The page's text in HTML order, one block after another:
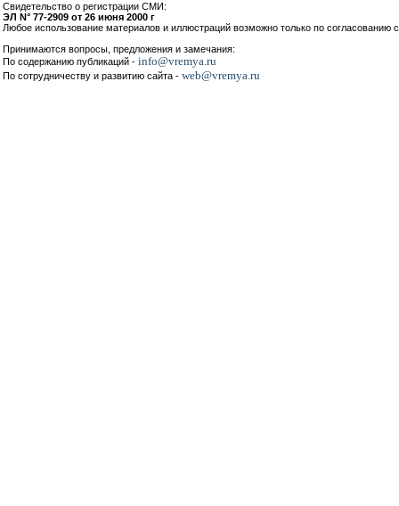
Свидетельство о регистрации СМИ:
ЭЛ N° 77-2909 от 26 июня 2000 г
Любое использование материалов и иллюстраций возможно только по согласованию
Принимаются вопросы, предложения и замечания:
По содержанию публикаций - info@vremya.ru
По сотрудничеству и развитию сайта - web@vremya.ru